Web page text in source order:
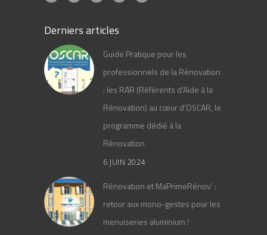
Derniers articles
Guide Pratique pour les
professionnels de la Rénovation
: les RAR (Référents d’Aide à la
Rénovation) au cœur d’OSCAR, le
programme dédié à la
Rénovation
6 JUIN 2024
Rénovation et MaPrimeRénov’ :
retour aux mono-gestes pour les
menuiseries aluminium !